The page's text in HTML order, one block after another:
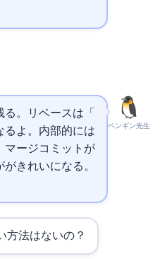
ペンギン先生
ベースは「feature
るよ。内部的には
。マージコミットが
がきれいになる。
方法はないの？